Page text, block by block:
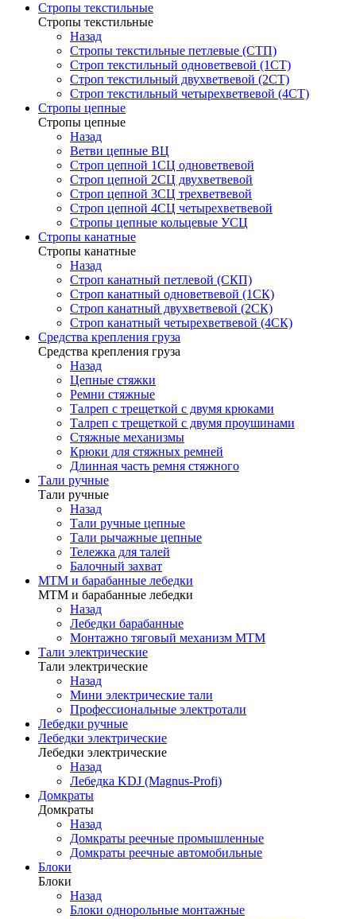
Стропы текстильные
Стропы текстильные
Назад
Стропы текстильные петлевые (СТП)
Строп текстильный одноветвевой (1СТ)
Строп текстильный двухветвевой (2СТ)
Строп текстильный четырехветвевой (4СТ)
Стропы цепные
Стропы цепные
Назад
Ветви цепные ВЦ
Строп цепной 1СЦ одноветвевой
Строп цепной 2СЦ двухветвевой
Строп цепной 3СЦ трехветвевой
Строп цепной 4СЦ четырехветвевой
Стропы цепные кольцевые УСЦ
Стропы канатные
Стропы канатные
Назад
Строп канатный петлевой (СКП)
Строп канатный одноветвевой (1СК)
Строп канатный двухветвевой (2СК)
Строп канатный четырехветвевой (4СК)
Средства крепления груза
Средства крепления груза
Назад
Цепные стяжки
Ремни стяжные
Талреп с трещеткой с двумя крюками
Талреп с трещеткой с двумя проушинами
Стяжные механизмы
Крюки для стяжных ремней
Длинная часть ремня стяжного
Тали ручные
Тали ручные
Назад
Тали ручные цепные
Тали рычажные цепные
Тележка для талей
Балочный захват
МТМ и барабанные лебедки
МТМ и барабанные лебедки
Назад
Лебедки барабанные
Монтажно тяговый механизм МТМ
Тали электрические
Тали электрические
Назад
Мини электрические тали
Профессиональные электротали
Лебедки ручные
Лебедки электрические
Лебедки электрические
Назад
Лебедка KDJ (Magnus-Profi)
Домкраты
Домкраты
Назад
Домкраты реечные промышленные
Домкраты реечные автомобильные
Блоки
Блоки
Назад
Блоки однорольные монтажные